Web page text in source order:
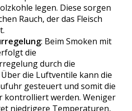
legen. Diese sorgen
Rauch, der das Fleisch
: Beim Smoken mit
die
durch die
die Luftventile kann die
gesteuert und somit die
kontrolliert werden. Weniger
niedrigere Temperaturen,